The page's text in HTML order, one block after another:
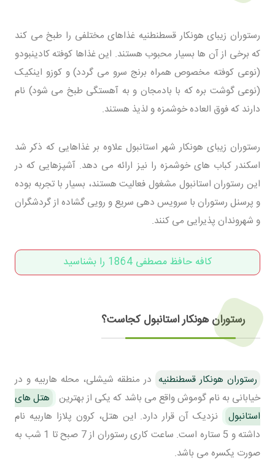
رستوران زیبای هونکار قسطنطنیه غذاهای مختلفی را طبخ می کند
که برخی از آن ها بسیار محبوب هستند. این غذاها کوفته کادینبودو
(نوعی کوفته مخصوص همراه برنج سرو می گردد) و کوزو اینکیک
(نوعی گوشت بره که با بادمجان و به آهستگی طبخ می شود) نام
دارند که فوق العاده خوشمزه و لذیذ هستند.
رستوران زیبای هونکار شهر استانبول علاوه بر غذاهایی که ذکر شد
اسکندر کباب های خوشمزه را نیز ارائه می دهد. آشپزهایی که در
این رستوران استانبول مشغول فعالیت هستند، بسیار با تجربه بوده
و پرسنل رستوران با سرویس دهی سریع و رویی گشاده از گردشگران
و شهروندان پذیرایی می کنند.
کافه حافظ مصطفی 1864 را بشناسید
رستوران هونکار استانبول کجاست؟
رستوران هونکار قسطنطنیه در منطقه شیشلی، محله هاربیه و در
خیابانی به نام گوموش واقع می باشد که یکی از بهترین
هتل های
استانبول
نزدیک آن قرار دارد. این هتل، کرون پلازا هاربیه نام
داشته و 5 ستاره است. ساعت کاری رستوران از 7 صبح تا 1 شب به
صورت یکسره می باشد.